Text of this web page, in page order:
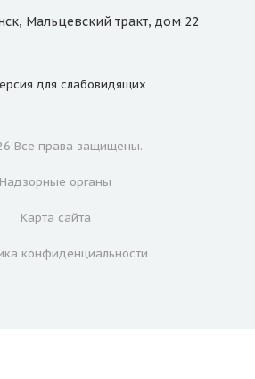
Мальцевский тракт, дом 22
для слабовидящих
Все права защищены.
Надзорные органы
Карта сайта
конфиденциальности